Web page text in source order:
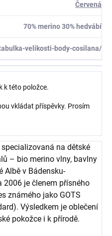
Červená
70% merino 30% hedvábí
velikosti-body-cosilana/
k této položce.
vkládat příspěvky. Prosím
na dětské
– bio merino vlny, bavlny
Albě v Bádensku-
2006 je členem přísného
známého jako GOTS
Výsledkem je oblečení
pokožce i k přírodě.